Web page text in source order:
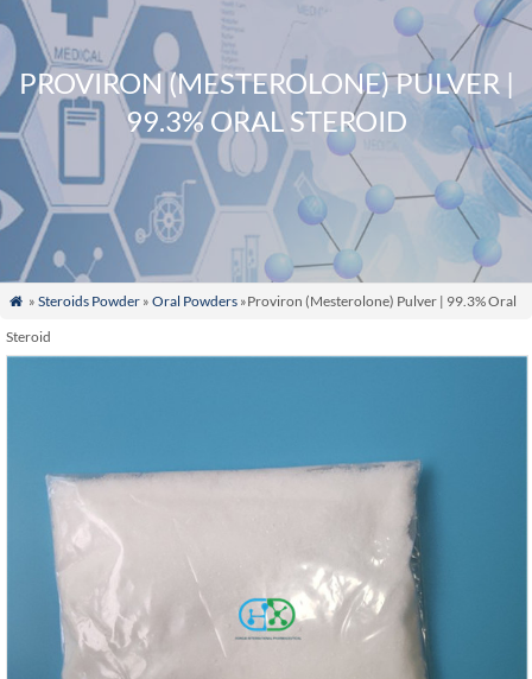
PROVIRON (MESTEROLONE) PULVER |
99.3% ORAL STEROID
 » Steroids Powder» Oral Powders»Proviron (Mesterolone) Pulver | 99.3% Oral
Steroid